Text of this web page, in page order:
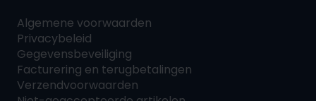
Algemene voorwaarden
Privacybeleid
Gegevensbeveiliging
Facturering en terugbetalingen
Verzendvoorwaarden